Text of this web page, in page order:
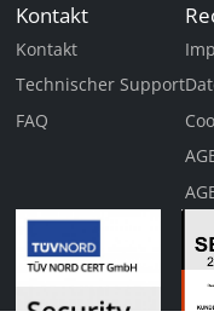
Kontakt
Kontakt
Technischer Support
FAQ